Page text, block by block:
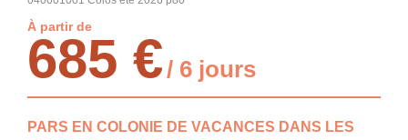
À partir de
685 €/ 6 jours
PARS EN COLONIE DE VACANCES DANS LES